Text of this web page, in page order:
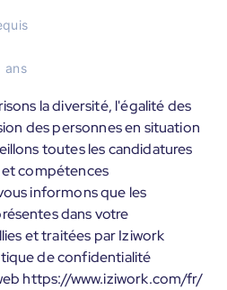
ans
la diversité, l'égalité des
des personnes en situation
toutes les candidatures
compétences
informons que les
dans votre
et traitées par Iziwork
de confidentialité
https://www.iziwork.com/fr/